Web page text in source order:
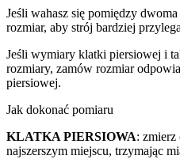
Jeśli wahasz się pomiędzy
rozmiar, aby strój bardziej
Jeśli wymiary klatki piersiowej i
rozmiary, zamów rozmiar
piersiowej.
Jak dokonać pomiaru
KLATKA PIERSIOWA:
najszerszym miejscu, trzymając